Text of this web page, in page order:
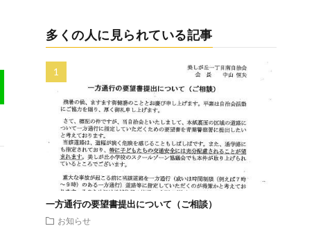
多くの人に見られている記事
一方通行の要望書提出について（ご相談）
お知らせ